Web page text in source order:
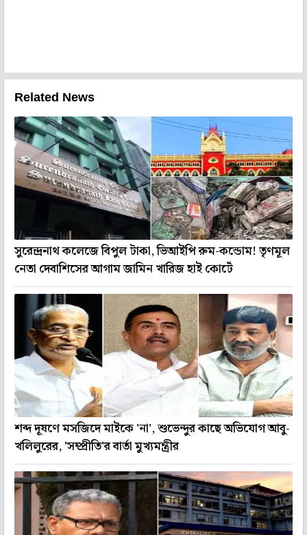
Related News
সুরেন্দ্রনাথ কলেজে বিপুল টাকা, ভিআইপি রুম-কন্ডোম! তৃণমূল
নেতা দেবাশিসের আগাম জামিন খারিজ হাই কোর্টে
শব্দ দূষণে মসজিদে মাইকে 'না', শুভেন্দুর কাছে অভিযোগ আবু-
খলিলুরের, 'সম্প্রীতি'র বার্তা মুখ্যমন্ত্রীর